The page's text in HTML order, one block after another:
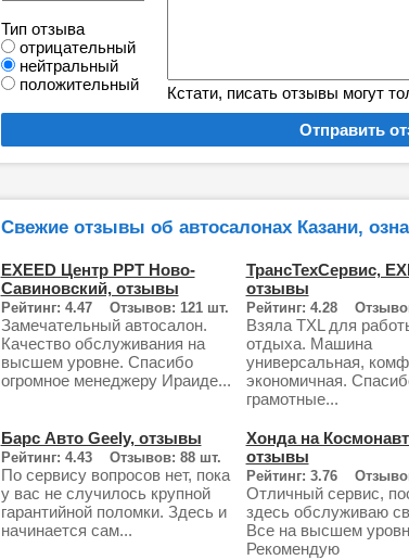
Тип отзыва
отрицательный
нейтральный
положительный
Кстати, писать отзывы могут
Свежие отзывы об автосалонах Казани,
EXEED Центр РРТ Ново-
Савиновский, отзывы
Рейтинг: 4.47 Отзывов: 121 шт.
Замечательный автосалон.
Качество обслуживания на
высшем уровне. Спасибо
огромное менеджеру Ираиде...
ТрансТехСервис,
отзывы
Рейтинг: 4.28
Взяла TXL для
отдыха. Машина
универсальная,
экономичная.
грамотные...
Барс Авто Geely, отзывы
Рейтинг: 4.43 Отзывов: 88 шт.
По сервису вопросов нет, пока
у вас не случилось крупной
гарантийной поломки. Здесь и
начинается сам...
Хонда на
отзывы
Рейтинг: 3.76
Отличный сервис,
здесь обслуживаю
Все на высшем
Рекомендую